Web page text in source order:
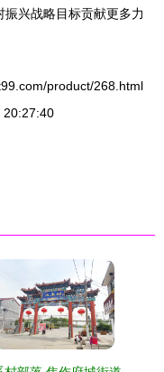
兴战略目标贡献更多力
product/268.html
20:27:40